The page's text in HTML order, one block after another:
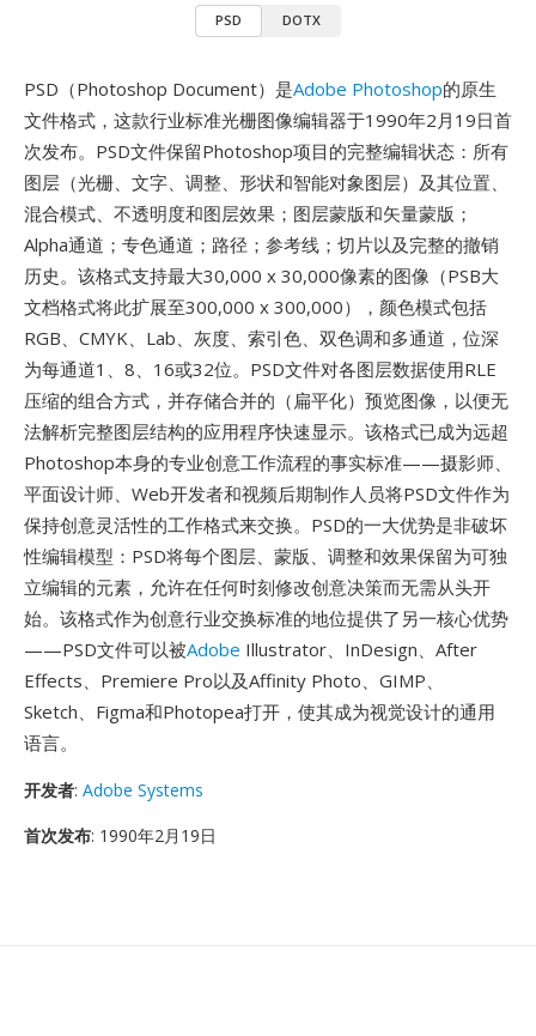
PSD DOTX
PSD（Photoshop Document）是Adobe Photoshop的原生
文件格式，这款行业标准光栅图像编辑器于1990年2月19日首
次发布。PSD文件保留Photoshop项目的完整编辑状态：所有
图层（光栅、文字、调整、形状和智能对象图层）及其位置、
混合模式、不透明度和图层效果；图层蒙版和矢量蒙版；
Alpha通道；专色通道；路径；参考线；切片以及完整的撤销
历史。该格式支持最大30,000 x 30,000像素的图像（PSB大
文档格式将此扩展至300,000 x 300,000），颜色模式包括
RGB、CMYK、Lab、灰度、索引色、双色调和多通道，位深
为每通道1、8、16或32位。PSD文件对各图层数据使用RLE
压缩的组合方式，并存储合并的（扁平化）预览图像，以便无
法解析完整图层结构的应用程序快速显示。该格式已成为远超
Photoshop本身的专业创意工作流程的事实标准——摄影师、
平面设计师、Web开发者和视频后期制作人员将PSD文件作为
保持创意灵活性的工作格式来交换。PSD的一大优势是非破坏
性编辑模型：PSD将每个图层、蒙版、调整和效果保留为可独
立编辑的元素，允许在任何时刻修改创意决策而无需从头开
始。该格式作为创意行业交换标准的地位提供了另一核心优势
——PSD文件可以被Adobe Illustrator、InDesign、After
Effects、Premiere Pro以及Affinity Photo、GIMP、
Sketch、Figma和Photopea打开，使其成为视觉设计的通用
语言。
开发者: Adobe Systems
首次发布: 1990年2月19日